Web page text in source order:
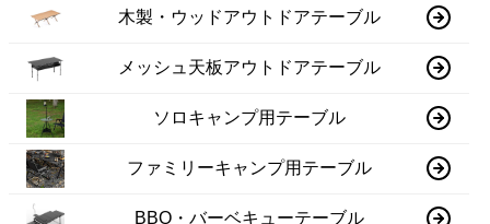
木製・ウッドアウトドアテーブル
メッシュ天板アウトドアテーブル
ソロキャンプ用テーブル
ファミリーキャンプ用テーブル
BBQ・バーベキューテーブル